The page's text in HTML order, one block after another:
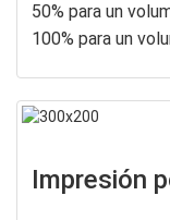
50% para un
100% para un
Impresión